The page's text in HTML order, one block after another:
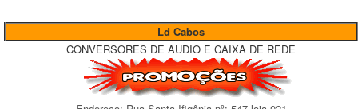
Ld Cabos
CONVERSORES DE AUDIO E CAIXA DE REDE